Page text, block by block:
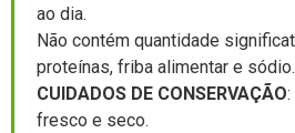
ao dia.
Não contém quantidade
proteínas, friba alimentar e sódio.
CUIDADOS DE CONSERVAÇÃO
fresco e seco.